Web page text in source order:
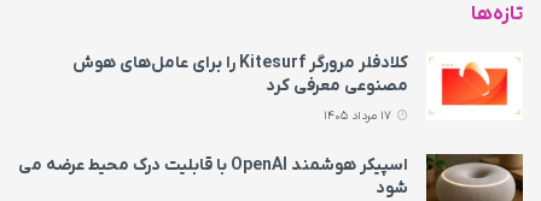
تازه‌ها
کلادفلر مرورگر Kitesurf را برای عامل‌های هوش
مصنوعی معرفی کرد
اسپیکر هوشمند OpenAI با قابلیت درک محیط عرضه می‌
شود